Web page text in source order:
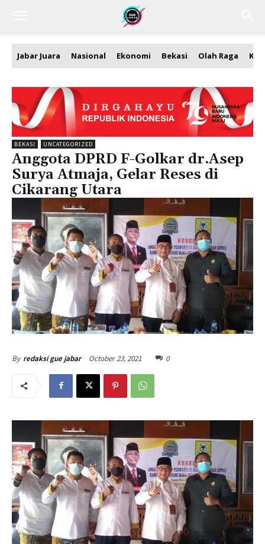
Jabar Juara Nasional Ekonomi Bekasi Olah Raga
BEKASI UNCATEGORIZED
Anggota DPRD F-Golkar dr.Asep
Surya Atmaja, Gelar Reses di
Cikarang Utara
By redaksi gue jabar October 23, 2021 0